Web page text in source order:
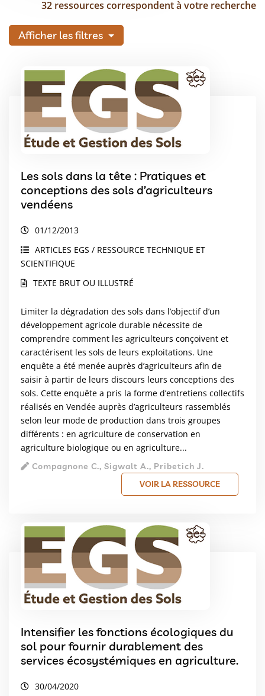
32 ressources correspondent à votre recherche
Afficher les filtres
Les sols dans la tête : Pratiques et
conceptions des sols d’agriculteurs
vendéens
01/12/2013
ARTICLES EGS / RESSOURCE TECHNIQUE ET
SCIENTIFIQUE
TEXTE BRUT OU ILLUSTRÉ
Limiter la dégradation des sols dans l’objectif d’un
développement agricole durable nécessite de
comprendre comment les agriculteurs conçoivent et
caractérisent les sols de leurs exploitations. Une
enquête a été menée auprès d’agriculteurs afin de
saisir à partir de leurs discours leurs conceptions des
sols. Cette enquête a pris la forme d’entretiens collectifs
réalisés en Vendée auprès d’agriculteurs rassemblés
selon leur mode de production dans trois groupes
différents : en agriculture de conservation en
agriculture biologique ou en agriculture...
Compagnone C., Sigwalt A., Pribetich J.
VOIR LA RESSOURCE
Intensifier les fonctions écologiques du
sol pour fournir durablement des
services écosystémiques en agriculture.
30/04/2020